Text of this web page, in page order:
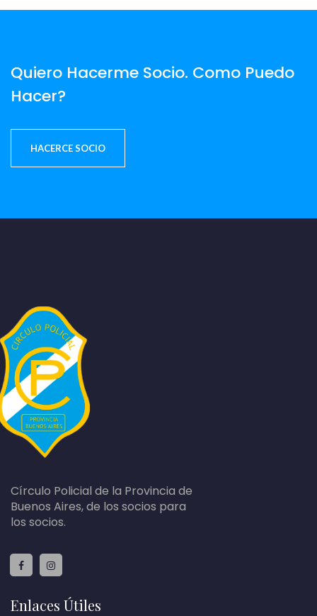
Quiero Hacerme Socio. Como Puedo
Hacer?
HACERCE SOCIO
Círculo Policial de la Provincia de
Buenos Aires, de los socios para
los socios.
Enlaces Útiles